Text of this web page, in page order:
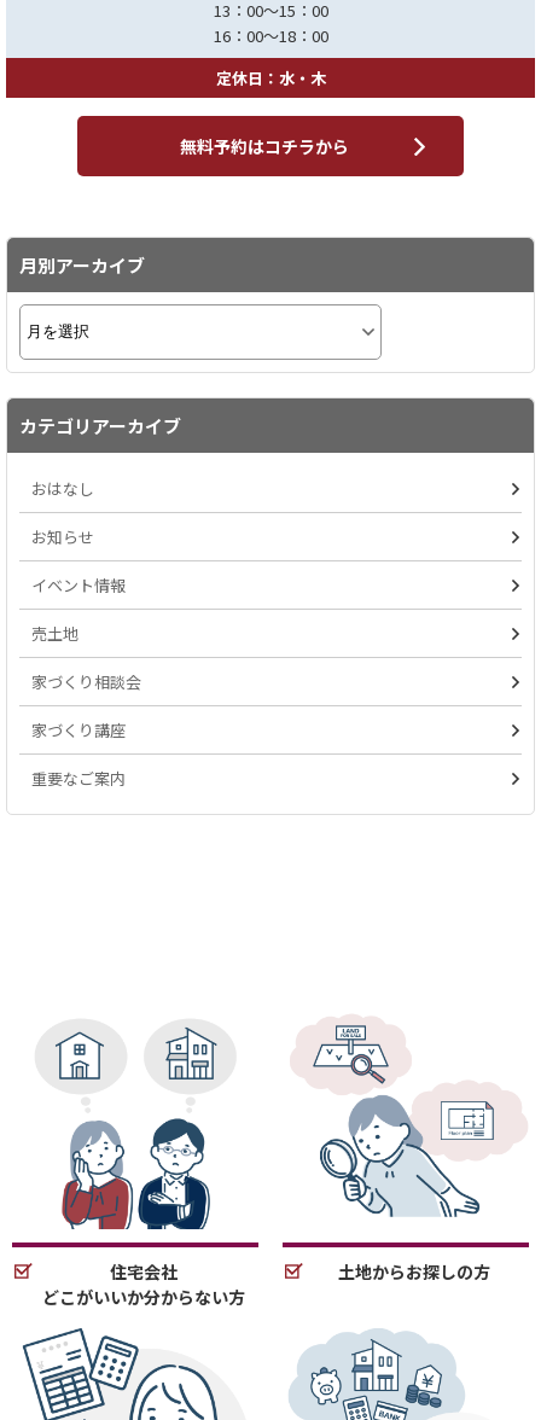
13：00～15：00
16：00～18：00
定休日：水・木
無料予約はコチラから
月別アーカイブ
カテゴリアーカイブ
おはなし
お知らせ
イベント情報
売土地
家づくり相談会
家づくり講座
重要なご案内
住宅会社
どこがいいか分からない方
土地からお探しの方